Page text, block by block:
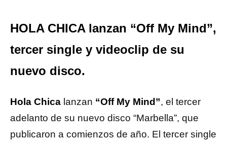
HOLA CHICA lanzan “Off My Mind”,
tercer single y videoclip de su
nuevo disco.
Hola Chica lanzan “Off My Mind”, el tercer
adelanto de su nuevo disco “Marbella”, que
publicaron a comienzos de año. El tercer single